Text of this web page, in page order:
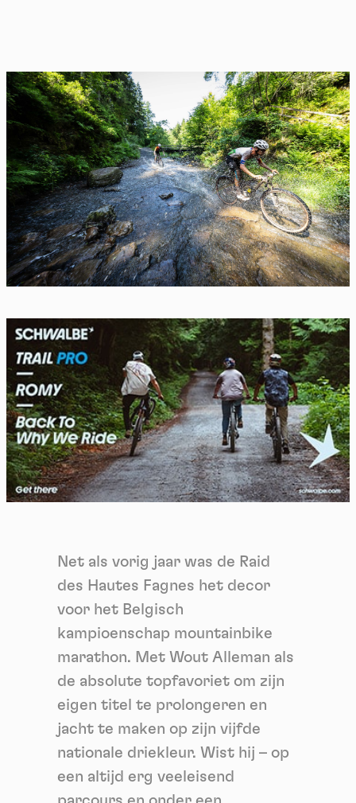
Net als vorig jaar was de Raid
des Hautes Fagnes het decor
voor het Belgisch
kampioenschap mountainbike
marathon. Met Wout Alleman als
de absolute topfavoriet om zijn
eigen titel te prolongeren en
jacht te maken op zijn vijfde
nationale driekleur. Wist hij – op
een altijd erg veeleisend